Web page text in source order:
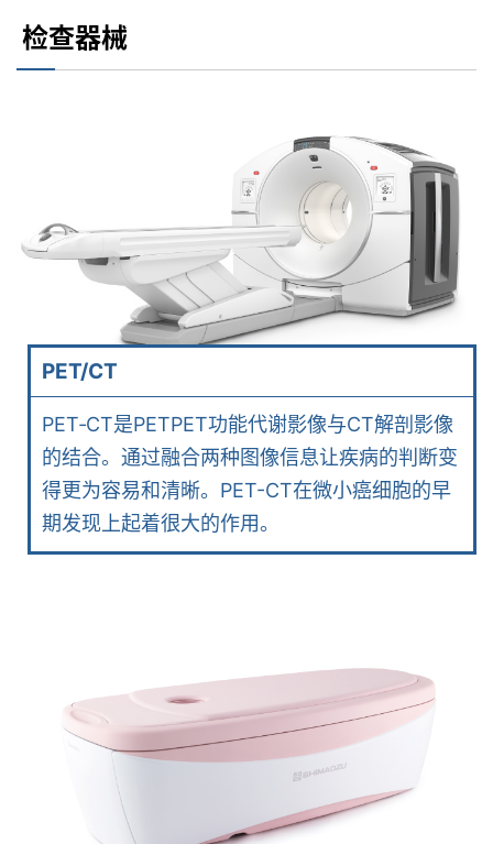
检查器械
PET/CT
PET‐CT是PETPET功能代谢影像与CT解剖影像
的结合。通过融合两种图像信息让疾病的判断变
得更为容易和清晰。PET-CT在微小癌细胞的早
期发现上起着很大的作用。